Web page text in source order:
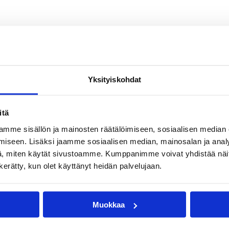
Yksityiskohdat
sisällön ja mainosten räätälöimiseen, sosiaalisen
Lisäksi jaamme sosiaalisen median, mainosalan ja
miten käytät sivustoamme. Kumppanimme voivat yhdistää
kun olet käyttänyt heidän palvelujaan.
Muokkaa